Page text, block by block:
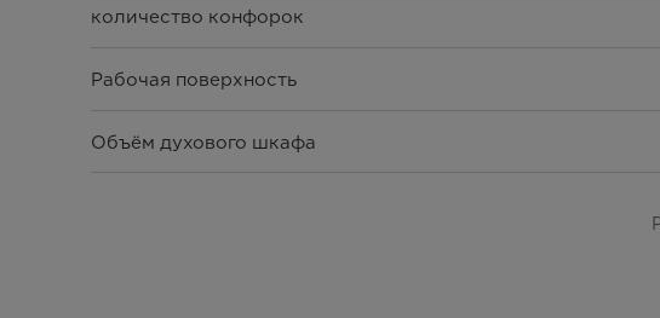
количество конфорок
Рабочая поверхность
Объём духового шкафа